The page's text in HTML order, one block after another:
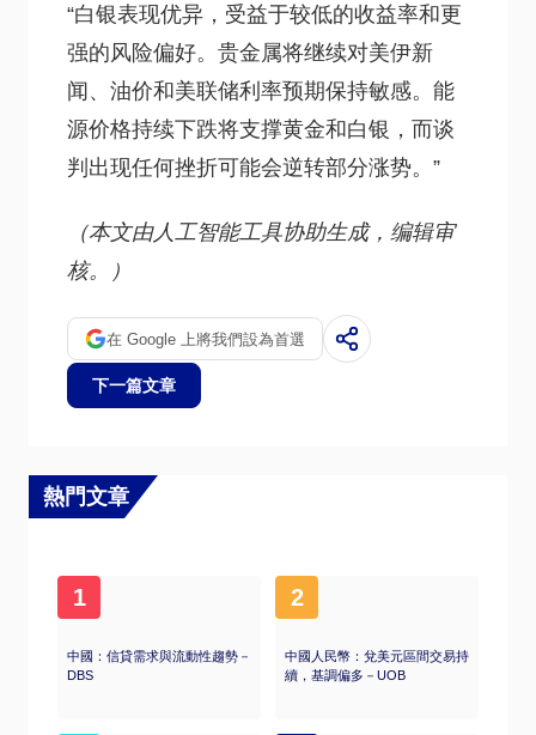
“白银表现优异，受益于较低的收益率和更
强的风险偏好。贵金属将继续对美伊新
闻、油价和美联储利率预期保持敏感。能
源价格持续下跌将支撑黄金和白银，而谈
判出现任何挫折可能会逆转部分涨势。”
（本文由人工智能工具协助生成，编辑审
核。）
在 Google 上將我們設為首選
下一篇文章
熱門文章
1
中國：信貸需求與流動性趨勢－
DBS
2
中國人民幣：兌美元區間交易持
續，基調偏多－UOB